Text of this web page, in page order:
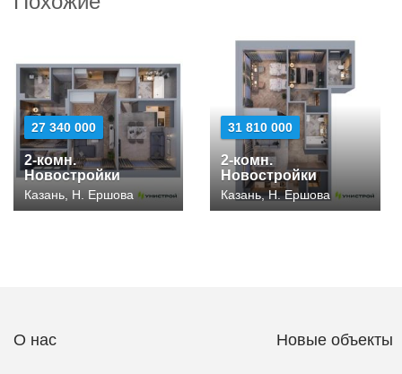
27 340 000
2-комн.
Новостройки
Казань, Н. Ершова
31 810 000
2-комн.
Новостройки
Казань, Н. Ершова
О нас Новые объекты